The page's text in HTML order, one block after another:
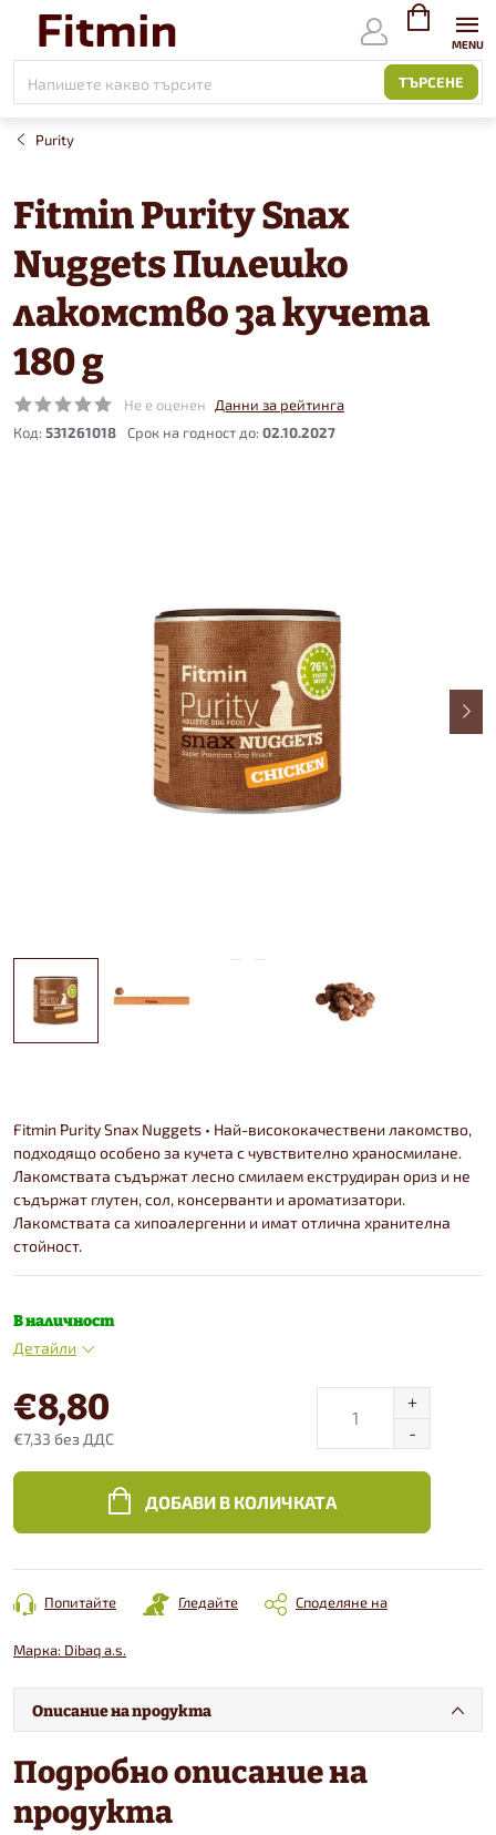
съдържанието
ТЪРСЕНЕ
ВИЖ
Purity
Fitmin Purity Snax
Nuggets Пилешко
лакомство за кучета
180 g
Не е оценен
Данни за рейтинга
Код: 531261018 02.10.2027
Fitmin Purity Snax Nuggets • Най-висококачествени лакомство,
подходящо особено за кучета с чувствително храносмилане.
Лакомствата съдържат лесно смилаем екструдиран ориз и не
съдържат глутен, сол, консерванти и ароматизатори.
Лакомствата са хипоалергенни и имат отлична хранителна
стойност.
В наличност
Детайли
€8,80
€7,33 без ДДС
цена:
ДОБАВИ В КОЛИЧКАТА
Попитайте Гледайте Споделяне на
Марка: Dibaq a.s.
Описание на продукта
Подробно описание на
продукта